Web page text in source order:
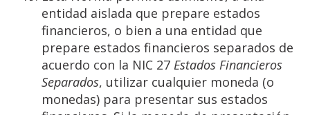
entidad aislada que prepare estados
financieros, o bien a una entidad que
prepare estados financieros separados de
acuerdo con la NIC 27 Estados Financieros
Separados, utilizar cualquier moneda (o
monedas) para presentar sus estados